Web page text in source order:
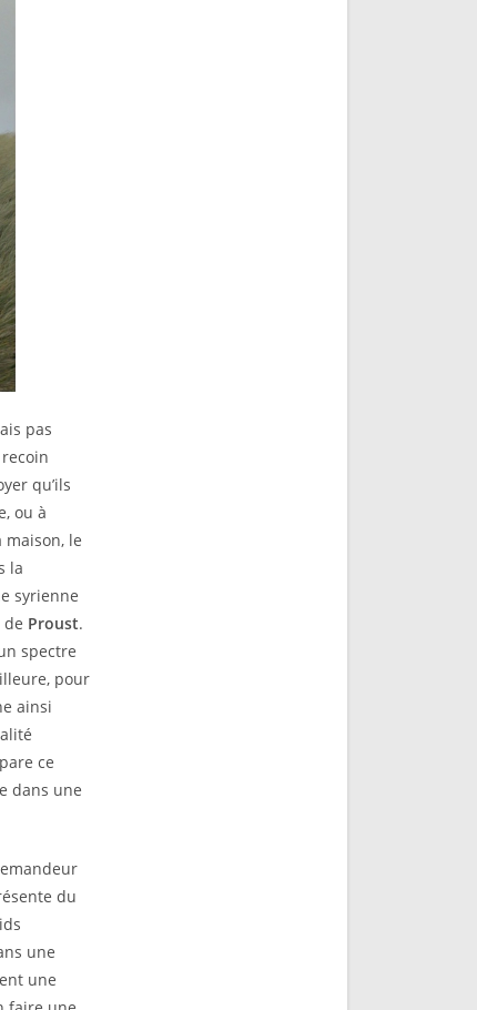
pas
qu’ils
ou à
le
la
syrienne
Proust.
spectre
pour
ainsi
ce
dans une
du
une
une